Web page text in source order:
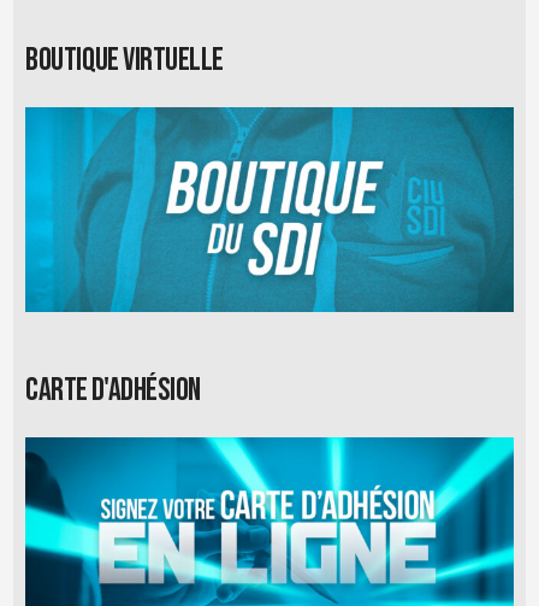
Boutique virtuelle
Carte d'adhésion